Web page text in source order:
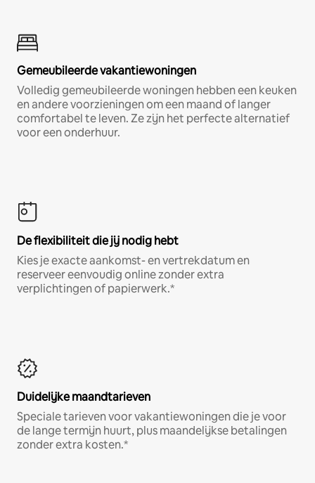
Gemeubileerde vakantiewoningen
Volledig gemeubileerde woningen hebben een keuken
en andere voorzieningen om een maand of langer
comfortabel te leven. Ze zijn het perfecte alternatief
voor een onderhuur.
De flexibiliteit die jij nodig hebt
Kies je exacte aankomst- en vertrekdatum en
reserveer eenvoudig online zonder extra
verplichtingen of papierwerk.*
Duidelijke maandtarieven
Speciale tarieven voor vakantiewoningen die je voor
de lange termijn huurt, plus maandelijkse betalingen
zonder extra kosten.*